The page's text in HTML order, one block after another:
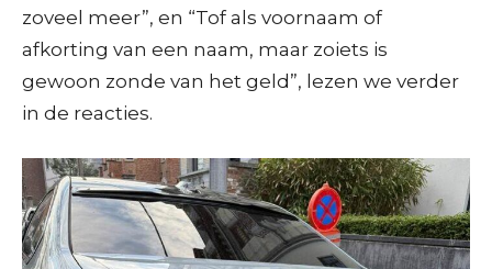
zoveel meer”, en “Tof als voornaam of
afkorting van een naam, maar zoiets is
gewoon zonde van het geld”, lezen we verder
in de reacties.